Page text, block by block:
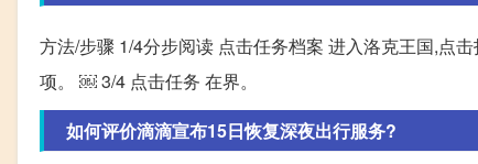
方法/步骤 1/4分步阅读 点击任务档案 进入洛克王国,点
项。 ￼ 3/4 点击任务 在界。
如何评价滴滴宣布15日恢复深夜出行服务?